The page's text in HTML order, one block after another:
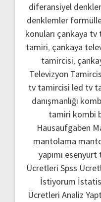
diferansiyel
denklemler
konuları çankaya tv
tamiri, çankaya
tamircisi,
Televizyon
tv tamircisi led tv
danışmanlığı
tamiri kombi
Hausaufgaben
mantolama
yapımı esenyurt
Ücretleri Spss
İstiyorum
Ücretleri Analiz